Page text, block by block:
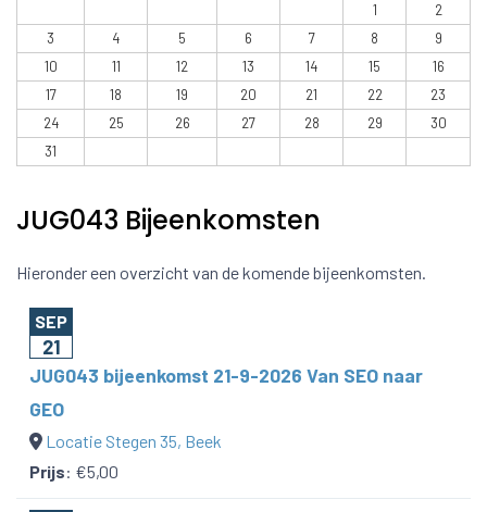
1
2
3
4 5 6 7 8
9
10
11 12 13 14 15
16
17
18 19 20 21 22
23
24
25 26 27 28 29
30
31
JUG043 Bijeenkomsten
Hieronder een overzicht van de komende bijeenkomsten.
SEP
21
JUG043 bijeenkomst 21-9-2026 Van SEO naar
GEO
Locatie Stegen 35, Beek
Prijs: €5,00